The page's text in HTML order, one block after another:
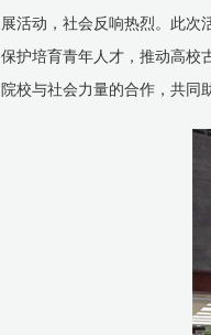
展活动，社会反响热烈。此次
保护培育青年人才，推动高校
院校与社会力量的合作，共同